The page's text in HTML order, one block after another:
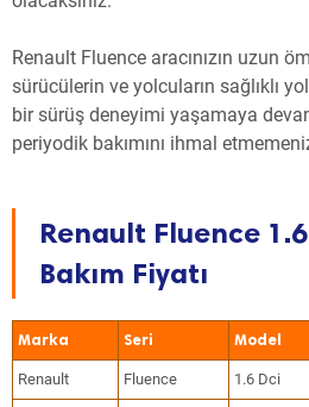
Renault Fluence aracınızın uzun
sürücülerin ve yolcuların sağlıklı
bir sürüş deneyimi yaşamaya
periyodik bakımını ihmal
Renault Fluence
Bakım Fiyatı
Marka Seri Model
Renault Fluence 1.6 Dci